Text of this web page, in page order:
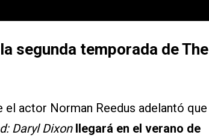
segunda temporada de The
el actor Norman Reedus adelantó que
Daryl Dixon llegará en el verano de